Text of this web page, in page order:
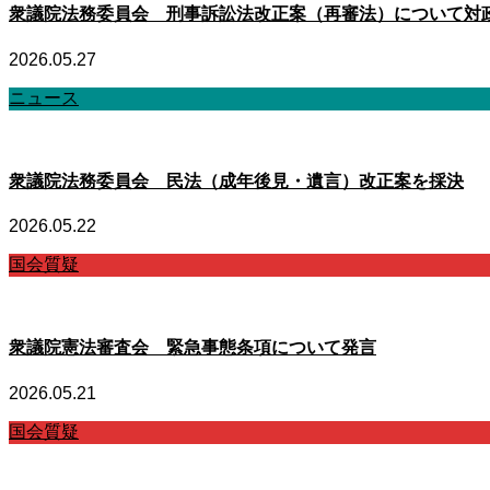
衆議院法務委員会 刑事訴訟法改正案（再審法）について対
2026.05.27
ニュース
衆議院法務委員会 民法（成年後見・遺言）改正案を採決
2026.05.22
国会質疑
衆議院憲法審査会 緊急事態条項について発言
2026.05.21
国会質疑